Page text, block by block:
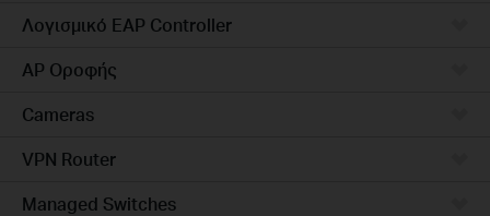
Λογισμικό EAP Controller
AP Οροφής
Cameras
VPN Router
Managed Switches